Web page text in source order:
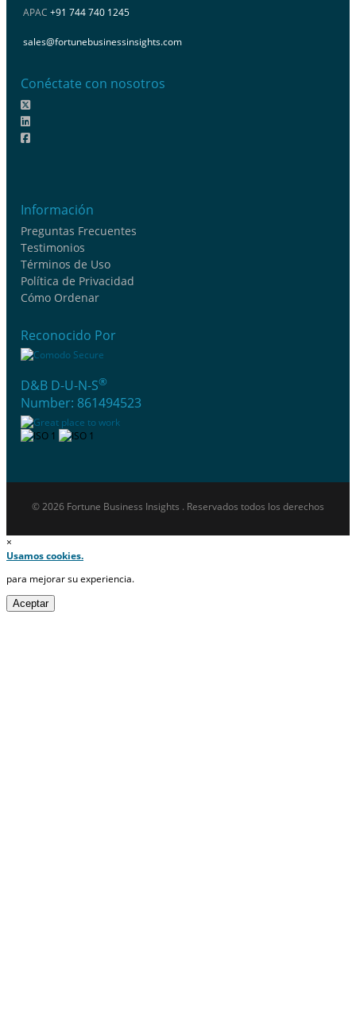
APAC +91 744 740 1245
sales@fortunebusinessinsights.com
Conéctate con nosotros
Información
Preguntas Frecuentes
Testimonios
Términos de Uso
Política de Privacidad
Cómo Ordenar
Reconocido Por
D&B D-U-N-S®
Number: 861494523
© 2026 Fortune Business Insights . Reservados todos los derechos
×
Usamos cookies.
para mejorar su experiencia.
Aceptar